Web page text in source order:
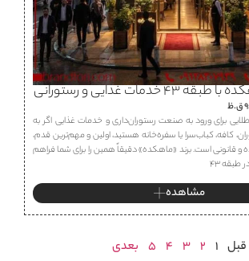
غذایی و رستورانی
برای ورود به صنعت رستوران‌داری و خدمات غذایی اگر به
كافه، كباب‌سرا یا سفره‌خانه هستید، اولین و مهم‌ترین قدم،
قانونی است. برند «ماهكده» دقیقاً همین را برای شما فراهم
طبقه ۴۳
مشاهده
قبل 1
2
3
4
5 بعدی